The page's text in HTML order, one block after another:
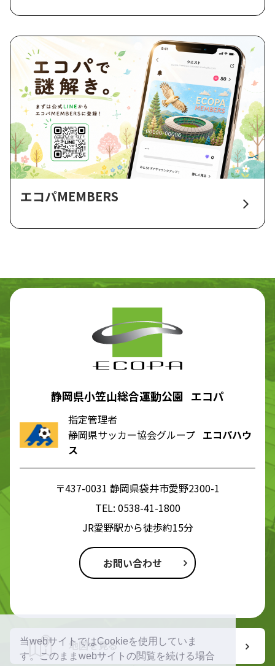
当webサイトではCookieを使用していま
す。このままwebサイトの閲覧を続ける場合
エコパMEMBERS
静岡県小笠山総合運動公園 エコパ
指定管理者
静岡県サッカー協会グループ エコパハウ
ス
〒437-0031 静岡県袋井市愛野2300-1
TEL: 0538-41-1800
JR愛野駅から徒歩約15分
お問い合わせ
地図を見る